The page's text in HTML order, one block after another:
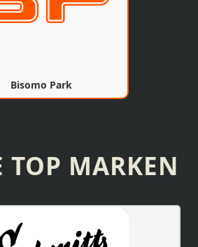
Bisomo Park
TOP MARKEN